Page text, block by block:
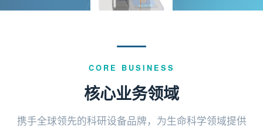
CORE BUSINESS
核心业务领域
携手全球领先的科研设备品牌，为生命科学领域提供